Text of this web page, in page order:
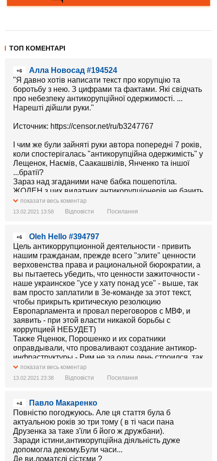
ТОП КОМЕНТАРІ
+6
Алла Новосад #194524
"Я давно хотів написати текст про корупцію та
боротьбу з нею. З цифрами та фактами. Які свідчать
про небезпеку антикорупційної одержимості. ...
Нарешті дійшли руки."
Источник: https://censor.net/ru/b3247767
І чим же були зайняті руки автора попередні 7 років,
коли спостерігалась "антикорупційна одержимість" у
Лещенок, Наємів, Саакашвілів, Янченко та іншої
...братії?
Зараз над згаданими наче бабка пошепотіла.
ЖОДЕН з цих видатних антикорупціонерів не бачить
корупцію, за яку Європарламент на днях
розкритикував Зеленського.
показати весь коментар
13.02.2021 13:58 Відповісти Посилання
+6
Oleh Hello #394797
Цель антикоррупционной деятельности - привить
нашим гражданам, прежде всего "элите" ценности
верховенства права и рациональной бюрократии, а
вы пытаетесь убедить, что ценности зажиточности -
наше украинское "усе у хату понад усе" - выше, так
вам просто заплатили в Зе-команде за этот текст,
чтобы прикрыть критическую резолюцию
Европарламента и провал переговоров с МВФ, и
заявить - при этой власти никакой борьбы с
коррупцией НЕБУДЕТ)
Также Яценюк, Порошенко и их соратники
оправдывали, что проваливают создание антикор-
инфраструктуры - Рим не за один день строился, так
и вы - сперва Рим построить, а потом уже и порядок
навести)
показати весь коментар
13.02.2021 23:38 Відповісти Посилання
+4
Павло Макаренко
Повністю погоджуюсь. Але ця стаття була б
актуальною років зо три тому ( в ті часи пана
Друзенка за таке з'їли б його ж дружбани).
Заради істини,антикорупційна діяльність дуже
допомогла декому.Були часи...
Де ви,ломатєлі сістєми ?